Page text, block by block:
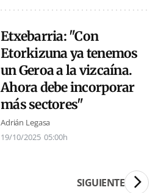
Etxebarria: "Con
Etorkizuna ya tenemos
un Geroa a la vizcaína.
Ahora debe incorporar
más sectores"
Adrián Legasa
19/10/2025 05:00h
SIGUIENTE